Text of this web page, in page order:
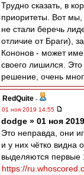
Трудно сказать, в
приоритеты. Вот
не стали беречь
отличие от Браги),
Кононов - может
своего лишился. Это
решение, очень
RedQuite -
01 ноя 2019 14:55
dodge » 01 ноя
Это неправда, они
и у них чётко видна
выделяются первые
https://